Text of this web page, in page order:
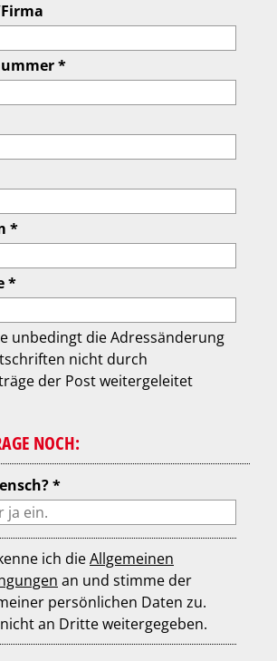
*
*
*
unbedingt die Adressänderung
nicht durch
der Post weitergeleitet
NOCH:
*
ich dieAllgemeinen
an und stimme der
persönlichen Daten zu.
an Dritte weitergegeben.